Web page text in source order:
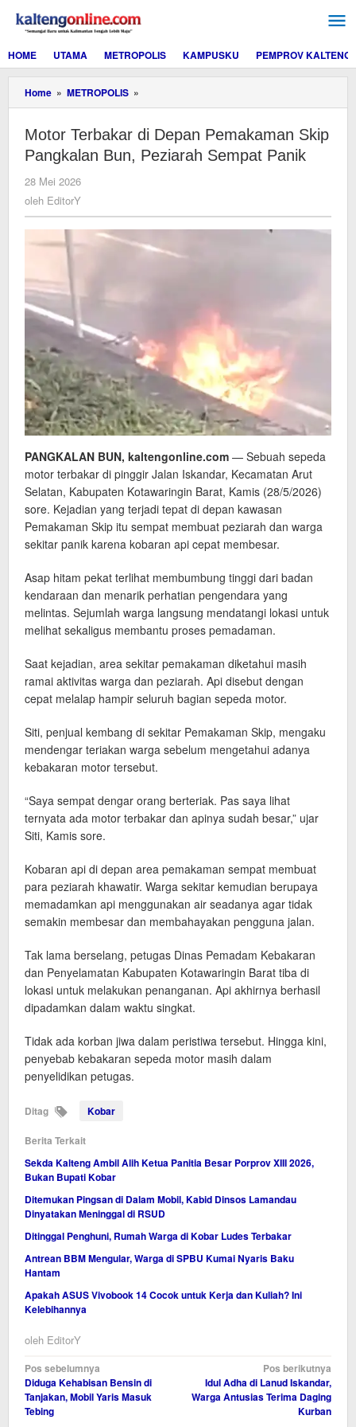
konten
HOME
UTAMA METROPOLIS KAMPUSKU PEMPROV KALTENG
Home » METROPOLIS »
Terbakar
Depan
Pemakaman
Skip
Sempat
Motor Terbakar di Depan Pemakaman Skip
Pangkalan Bun, Peziarah Sempat Panik
28 Mei 2026
oleh EditorY
PANGKALAN BUN, kaltengonline.com — Sebuah sepeda
motor terbakar di pinggir Jalan Iskandar, Kecamatan Arut
Selatan, Kabupaten Kotawaringin Barat, Kamis (28/5/2026)
sore. Kejadian yang terjadi tepat di depan kawasan
Pemakaman Skip itu sempat membuat peziarah dan warga
sekitar panik karena kobaran api cepat membesar.
Asap hitam pekat terlihat membumbung tinggi dari badan
kendaraan dan menarik perhatian pengendara yang
melintas. Sejumlah warga langsung mendatangi lokasi untuk
melihat sekaligus membantu proses pemadaman.
Saat kejadian, area sekitar pemakaman diketahui masih
ramai aktivitas warga dan peziarah. Api disebut dengan
cepat melalap hampir seluruh bagian sepeda motor.
Siti, penjual kembang di sekitar Pemakaman Skip, mengaku
mendengar teriakan warga sebelum mengetahui adanya
kebakaran motor tersebut.
“Saya sempat dengar orang berteriak. Pas saya lihat
ternyata ada motor terbakar dan apinya sudah besar,” ujar
Siti, Kamis sore.
Kobaran api di depan area pemakaman sempat membuat
para peziarah khawatir. Warga sekitar kemudian berupaya
memadamkan api menggunakan air seadanya agar tidak
semakin membesar dan membahayakan pengguna jalan.
Tak lama berselang, petugas Dinas Pemadam Kebakaran
dan Penyelamatan Kabupaten Kotawaringin Barat tiba di
lokasi untuk melakukan penanganan. Api akhirnya berhasil
dipadamkan dalam waktu singkat.
Tidak ada korban jiwa dalam peristiwa tersebut. Hingga kini,
penyebab kebakaran sepeda motor masih dalam
penyelidikan petugas.
Ditag Kobar
Berita Terkait
Sekda Kalteng Ambil Alih Ketua Panitia Besar Porprov XIII 2026,
Bukan Bupati Kobar
Ditemukan Pingsan di Dalam Mobil, Kabid Dinsos Lamandau
Dinyatakan Meninggal di RSUD
Ditinggal Penghuni, Rumah Warga di Kobar Ludes Terbakar
Antrean BBM Mengular, Warga di SPBU Kumai Nyaris Baku
Hantam
Apakah ASUS Vivobook 14 Cocok untuk Kerja dan Kuliah? Ini
Kelebihannya
oleh EditorY
Navigasi
pos
Pos sebelumnya
Diduga Kehabisan Bensin di
Tanjakan, Mobil Yaris Masuk
Tebing
Pos berikutnya
Idul Adha di Lanud Iskandar,
Warga Antusias Terima Daging
Kurban